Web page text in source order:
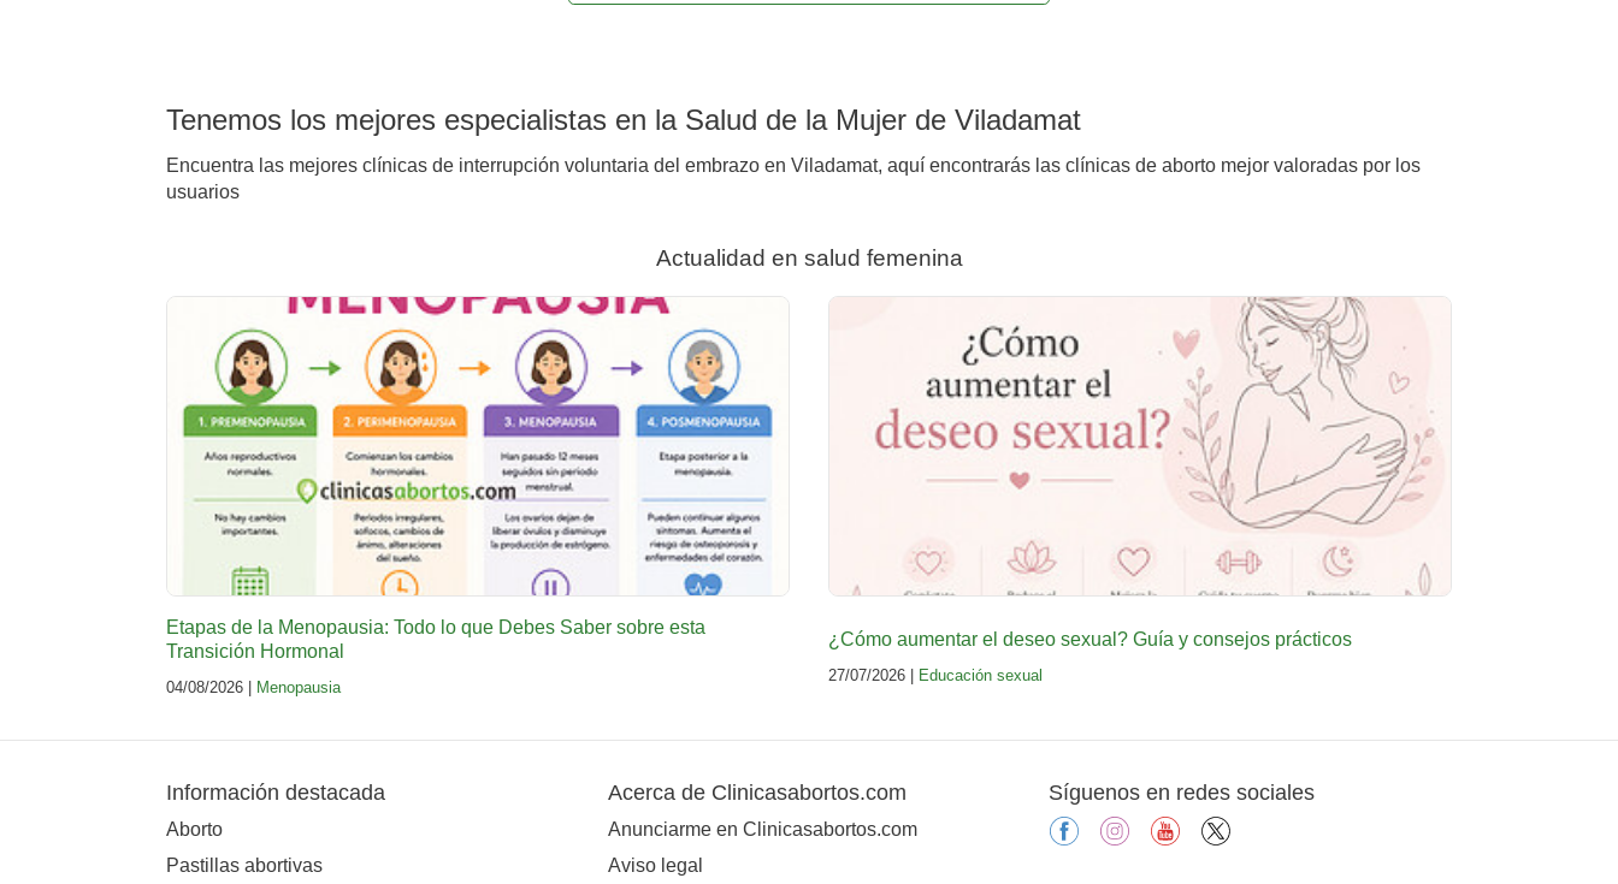
Tenemos los mejores especialistas en la Salud de la Mujer de Viladamat
Encuentra las mejores clínicas de interrupción voluntaria del embrazo en Viladamat, aquí encontrarás las clínicas de aborto mejor valoradas por los
usuarios
Actualidad en salud femenina
Etapas de la Menopausia: Todo lo que Debes Saber sobre esta
Transición Hormonal
04/08/2026 | Menopausia
¿Cómo aumentar el deseo sexual? Guía y consejos prácticos
27/07/2026 | Educación sexual
Información destacada
Aborto
Pastillas abortivas
Acerca de Clinicasabortos.com
Anunciarme en Clinicasabortos.com
Aviso legal
Síguenos en redes sociales
facebookinstagramyoutube